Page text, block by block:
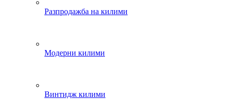
Разпродажба на килими
Модерни килими
Винтидж килими